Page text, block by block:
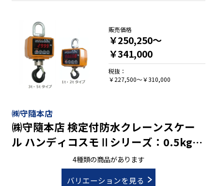
㈱守隨本店
㈱守隨本店 検定付防水クレーンスケー
ル ハンディコスモⅡシリーズ：0.5kg～
2kg/1,000kg～5,000kg
4種類の商品があります
バリエーションを見る
販売価格
￥250,250～
￥341,000
税抜：
￥227,500～￥310,000